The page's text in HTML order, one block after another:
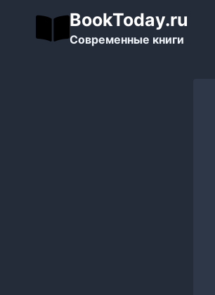
содержимому
BookToday.ru
Современные книги